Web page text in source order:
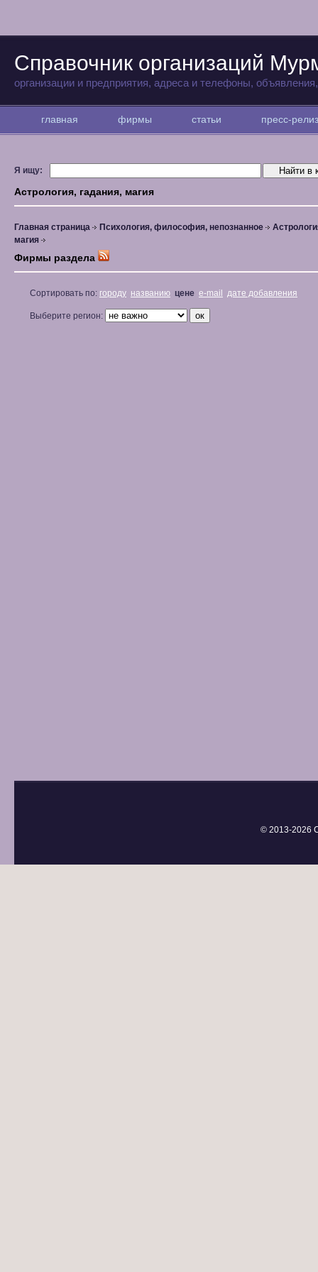
Справочник организаций
организации и предприятия, адреса и телефоны,
главная фирмы статьи пресс-
Я ищу:
Астрология, гадания, магия
Главная страница Психология, философия, непознанное
магия
Фирмы раздела
Сортировать по: городу названию цене e-mail дате добавления
Выберите регион:
© 2013-2026